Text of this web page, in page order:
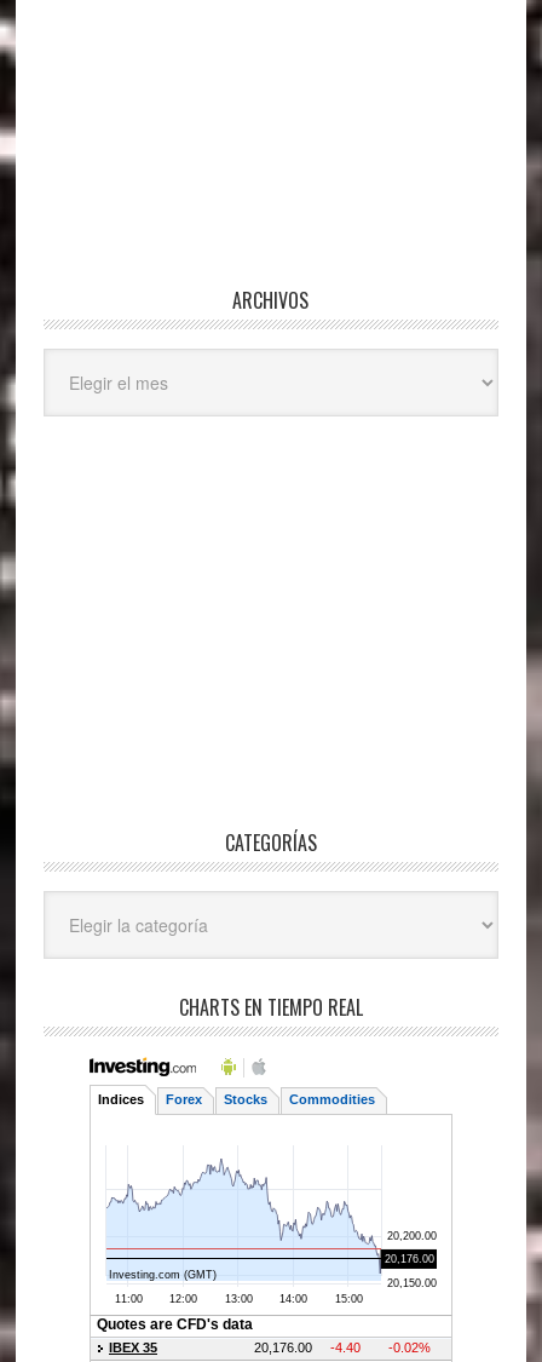
ARCHIVOS
CATEGORÍAS
CHARTS EN TIEMPO REAL